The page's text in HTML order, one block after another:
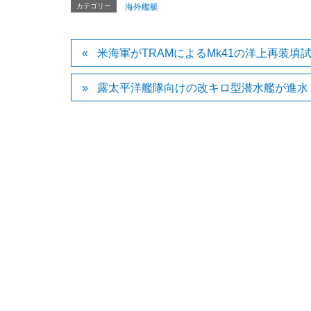
カテゴリー 海外艦艇
米海軍がTRAMによるMk41の洋上再装填
露太平洋艦隊向けの改キロ型潜水艦が進水